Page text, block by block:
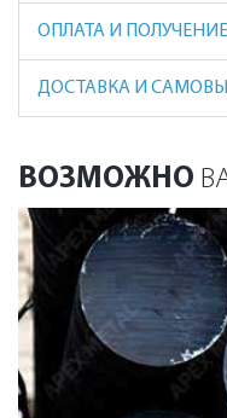
ОПЛАТА И ПОЛУЧЕНИЕ
ДОСТАВКА И
ВОЗМОЖНО